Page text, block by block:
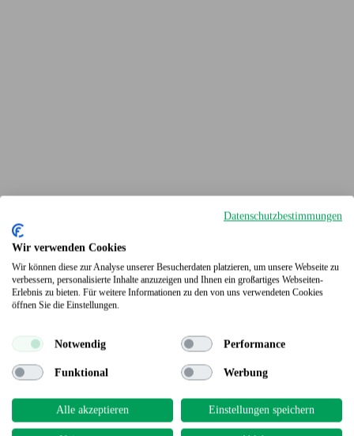
Terrassendielen
Datenschutzbestimmungen
Wir verwenden Cookies
Wir können diese zur Analyse unserer Besucherdaten platzieren, um unsere Webseite zu
verbessern, personalisierte Inhalte anzuzeigen und Ihnen ein großartiges Webseiten-
Erlebnis zu bieten. Für weitere Informationen zu den von uns verwendeten Cookies
öffnen Sie die Einstellungen.
Notwendig Performance
Funktional Werbung
Alle akzeptieren Einstellungen speichern